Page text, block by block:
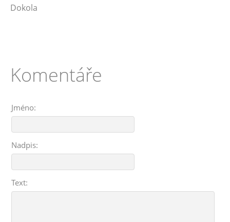
Dokola
Komentáře
Jméno:
Nadpis:
Text: